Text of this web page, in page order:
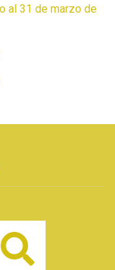
al 31 de marzo de
Buscar